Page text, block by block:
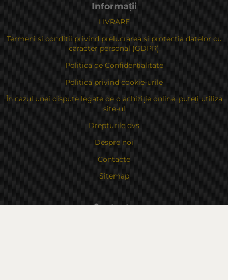
Informații
LIVRARE
Termeni si conditii privind prelucrarea si protectia datelor cu
caracter personal (GDPR)
Politica de Confidențialitate
Politica privind cookie-urile
În cazul unei dispute legate de o achiziție online, puteți utiliza
site-ul
Drepturile dvs
Despre noi
Contacte
Sitemap
Contacte